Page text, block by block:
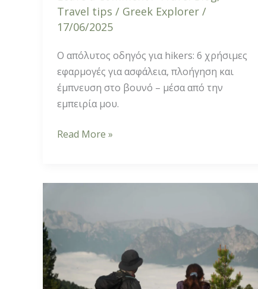
Travel tips / Greek Explorer /
17/06/2025
Ο απόλυτος οδηγός για hikers: 6 χρήσιμες
εφαρμογές για ασφάλεια, πλοήγηση και
έμπνευση στο βουνό – μέσα από την
εμπειρία μου.
Read More »